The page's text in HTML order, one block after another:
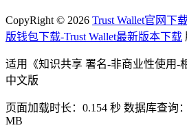
CopyRight © 2026 Trust Wallet官网下
版钱包下载-Trust Wallet最新版本下载
适用《知识共享 署名-非商业性使用-
中文版
页面加载时长：0.154 秒 数据库查询
MB